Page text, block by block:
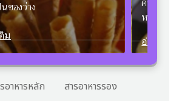
ของว่าง
ม
หรือของว่
อ่านเพิ่ม
อาหารหลัก
สารอาหารรอง